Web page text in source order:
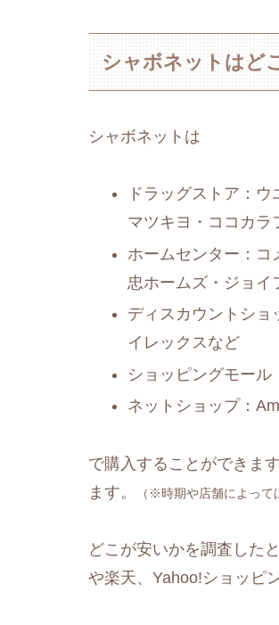
シャボネットはど
シャボネットは
ドラッグストア：
マツキヨ・ココカラ
ホームセンター：コ
忠ホームズ・ジョイ
ディスカウントショ
イレックスなど
ショッピングモー
ネットショップ：
で購入することができま
ます。
（※時期や店舗によって
どこが安いかを調査した
や楽天、Yahoo!ショッピ